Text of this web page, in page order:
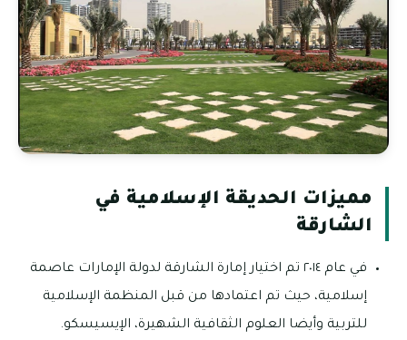
مميزات الحديقة الإسلامية في
الشارقة
في عام ٢٠١٤ تم اختيار إمارة الشارقة لدولة الإمارات عاصمة
إسلامية، حيث تم اعتمادها من قبل المنظمة الإسلامية
للتربية وأيضا العلوم الثقافية الشهيرة، الإيسيسكو.